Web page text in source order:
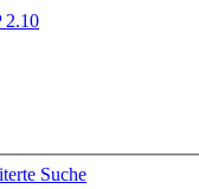
2.10
Suche